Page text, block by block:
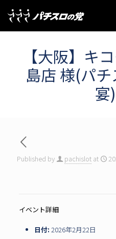
【大阪】キ
島店 様(パ
宴)
Published by pachislot at
イベント詳細
日付: 2026年2月22日